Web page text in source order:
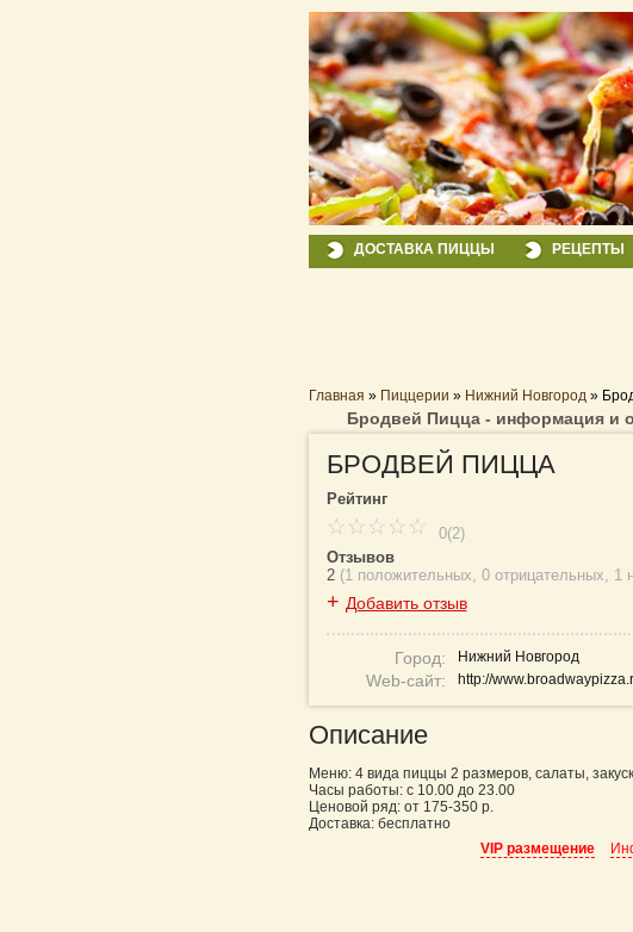
ДОСТАВКА ПИЦЦЫ РЕЦЕПТЫ
Главная » Пиццерии » Нижний Новгород»
Бродвей Пицца - информация и
БРОДВЕЙ ПИЦЦА
Рейтинг
0(2)
Отзывов
2(1 положительных, 0 отрицательных, 1
+ Добавить отзыв
Город: Нижний Новгород
Web-сайт: http://
Описание
Меню: 4 вида пиццы 2 размеров, салаты,
Часы работы: с 10.00 до 23.00
Ценовой ряд: от 175-350 р.
Доставка: бесплатно
VIP размещение